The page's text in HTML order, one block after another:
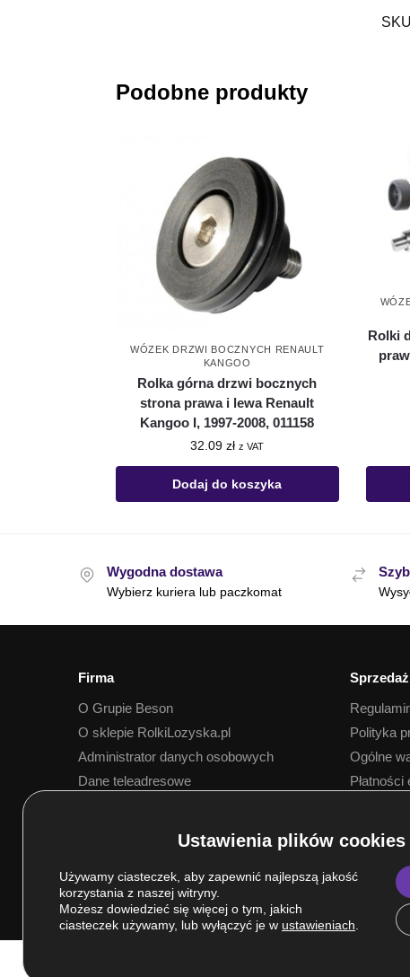
Podobne produkty
WÓZEK DRZWI BOCZNYCH RENAULT
KANGOO
Rolka górna drzwi bocznych
strona prawa i lewa Renault
Kangoo I, 1997-2008, 011158
32.09zł z VAT
Dodaj do koszyka
Rolki
Wygodna dostawa
Wybierz kuriera lub paczkomat
Firma
O Grupie Beson
O sklepie RolkiLozyska.pl
Administrator danych osobowych
Dane teleadresowe
Sprzedaż
Polityka
Ogólne
Używamy ciasteczek, aby zapewnić najlepszą jakość
korzystania z naszej witryny.
Możesz dowiedzieć się więcej o tym, jakich
ciasteczek używamy, lub wyłączyć je w ustawieniach